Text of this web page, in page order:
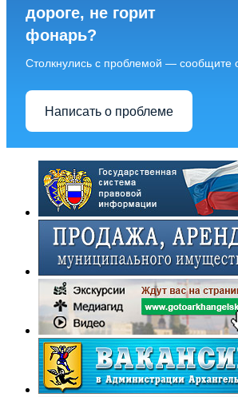
дороге, не горит
фонарь?
Столкнулись с проблемой — сообщите
Написать о проблеме